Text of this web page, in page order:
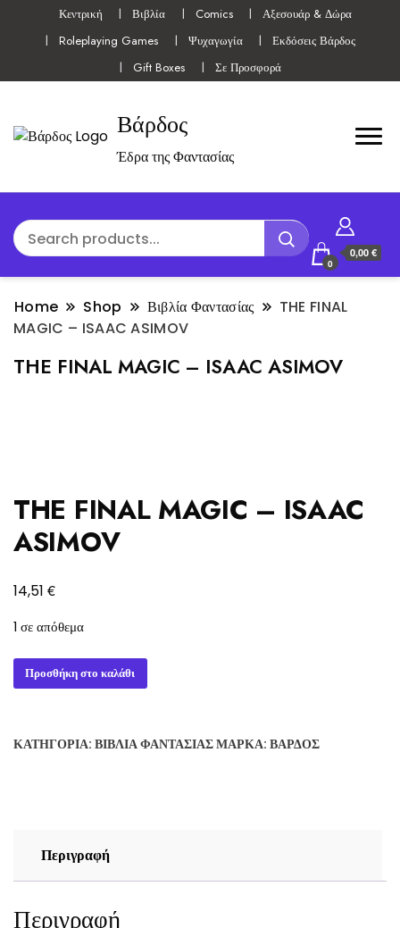
Κεντρική Βιβλία Comics
Αξεσουάρ & Δώρα
Roleplaying Games
Ψυχαγωγία
Εκδόσεις Βάρδος
Gift Boxes
Σε Προσφορά
Βάρδος
Έδρα της Φαντασίας
0
0,00 €
Home Shop Βιβλία Φαντασίας
THE FINAL
MAGIC – ISAAC ASIMOV
THE FINAL MAGIC – ISAAC ASIMOV
THE FINAL MAGIC – ISAAC
ASIMOV
14,51 €
1 σε απόθεμα
THE
FINAL
ISAAC
Προσθήκη στο καλάθι
ΚΑΤΗΓΟΡΊΑ: ΒΙΒΛΊΑ ΦΑΝΤΑΣΊΑΣΜΆΡΚΑ: ΒΆΡΔΟΣ
Περιγραφή
Περιγραφή